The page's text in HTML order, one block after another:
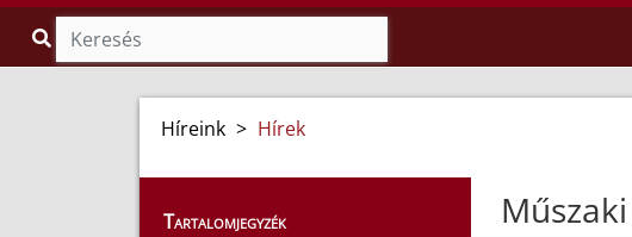
Híreink > Hírek
Tartalomjegyzék